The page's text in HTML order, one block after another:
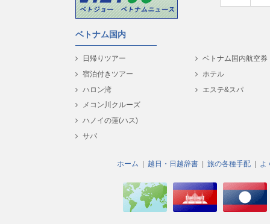
ベトナム国内
日帰りツアー
宿泊付きツアー
ハロン湾
メコン川クルーズ
ハノイの蓮(ハス)
サパ
ベトナム国内航空券
ホテル
エステ&スパ
ホーム 越日・日越辞書 旅の各種手配 よ